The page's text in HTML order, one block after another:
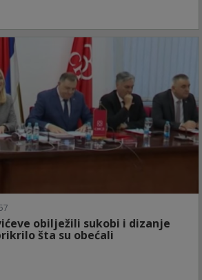
obilježili sukobi i dizanje
šta su obećali